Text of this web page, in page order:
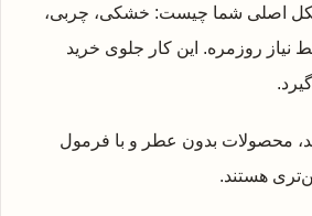
مشکل اصلی شما چیست: خشکی، چربی،
روزمره. این کار جلوی خرید
محصولات بدون عطر و با فرمول
هستند.